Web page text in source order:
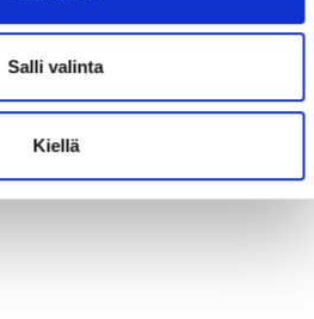
Salli valinta
Kiellä